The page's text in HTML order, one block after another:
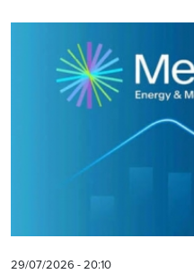
29/07/2026 - 20:10